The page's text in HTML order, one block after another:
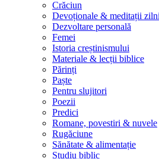
Crăciun
Devoționale & meditații
Dezvoltare personală
Femei
Istoria creștinismului
Materiale & lecții biblice
Părinți
Paște
Pentru slujitori
Poezii
Predici
Romane, povestiri & nuvele
Rugăciune
Sănătate & alimentație
Studiu biblic